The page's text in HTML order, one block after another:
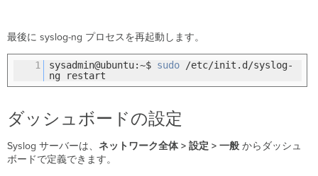
最後に syslog-ng プロセスを再起動します。
1 sysadmin@ubuntu:~$ sudo
/etc/init.d/syslog-
ng restart
ダッシュボードの設定
Syslog サーバーは、ネットワーク全体> 設定 > 一般 からダッシュ
ボードで定義できます。